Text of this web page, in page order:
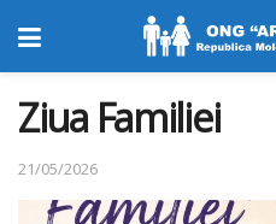
Ziua Familiei
21/05/2026